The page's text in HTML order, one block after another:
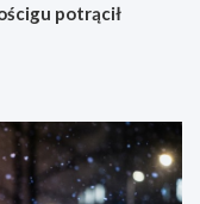
potrącił